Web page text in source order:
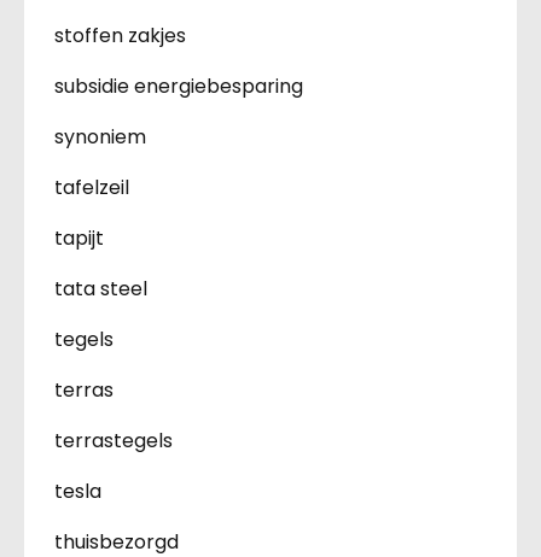
stoffen zakjes
subsidie energiebesparing
synoniem
tafelzeil
tapijt
tata steel
tegels
terras
terrastegels
tesla
thuisbezorgd